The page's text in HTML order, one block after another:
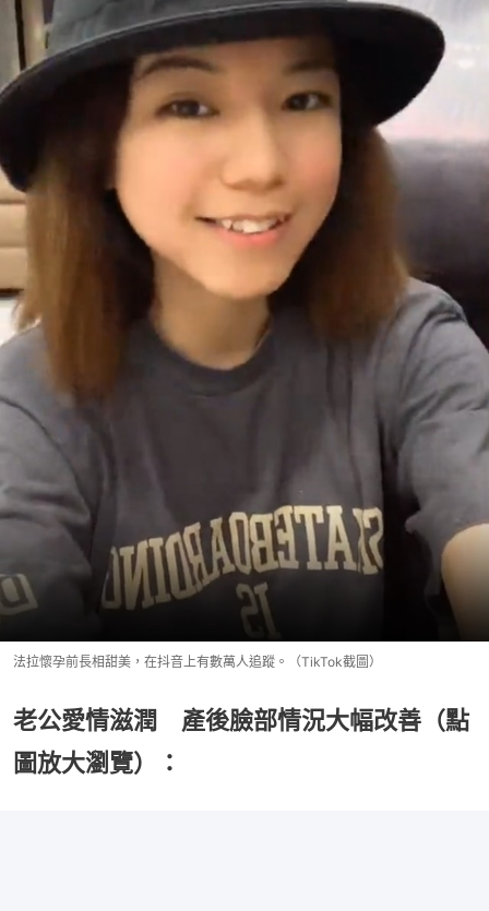
法拉懷孕前長相甜美，在抖音上有數萬人追蹤。（TikTok截圖）
老公愛情滋潤 產後臉部情況大幅改善（點
圖放大瀏覽）：